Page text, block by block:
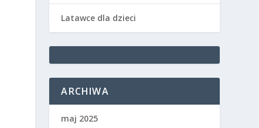
Latawce dla dzieci
ARCHIWA
maj 2025